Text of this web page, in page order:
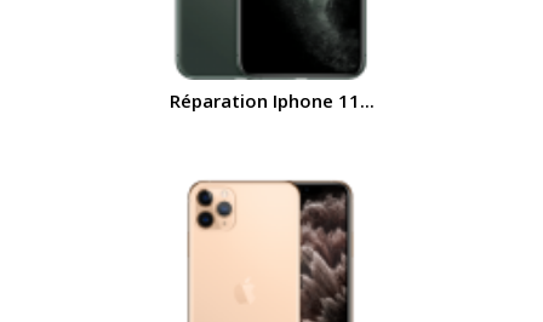
Réparation Iphone 11...